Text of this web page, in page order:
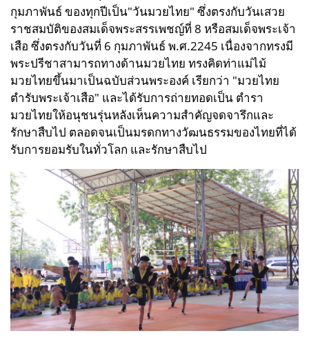
กุมภาพันธ์ ของทุกปีเป็น"วันมวยไทย" ซึ่งตรงกับวันเสวย
ราชสมบัติของสมเด็จพระสรรเพชญ์ที่ 8 หรือสมเด็จพระเจ้า
เสือ ซึ่งตรงกับวันที่ 6 กุมภาพันธ์ พ.ศ.2245 เนื่องจากทรงมี
พระปรีชาสามารถทางด้านมวยไทย ทรงคิดท่าแม่ไม้
มวยไทยขึ้นมาเป็นฉบับส่วนพระองค์ เรียกว่า "มวยไทย
ตำรับพระเจ้าเสือ" และได้รับการถ่ายทอดเป็น ตำรา
มวยไทยให้อนุชนรุ่นหลังเห็นความสำคัญจดจารึกและ
รักษาสืบไป ตลอดจนเป็นมรดกทางวัฒนธรรมของไทยที่ได้
รับการยอมรับในทั่วโลก และรักษาสืบไป